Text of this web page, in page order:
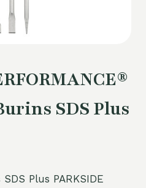
SDS Plus
Plus PARKSIDE